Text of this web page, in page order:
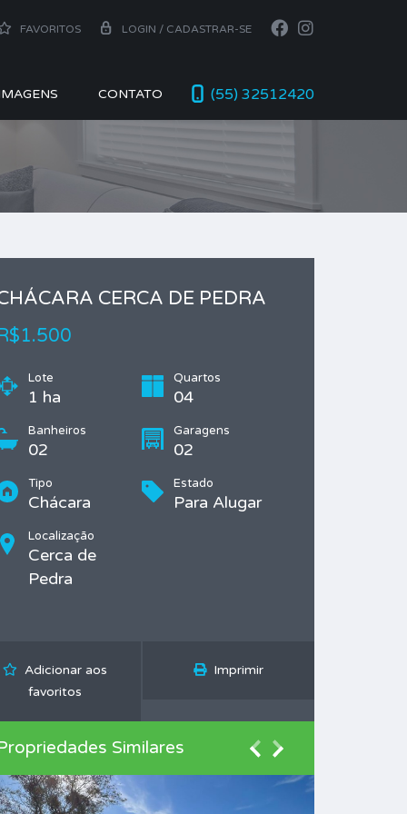
FAVORITOS LOGIN / CADASTRAR-SE
(55) 32512420
CONTATO
CERCA DE PEDRA
Lote
1 ha
Quartos
04
Banheiros
02
Garagens
02
Tipo
Chácara
Estado
Para Alugar
Localização
Cerca de
Pedra
Adicionar aos
favoritos
Imprimir
Similares